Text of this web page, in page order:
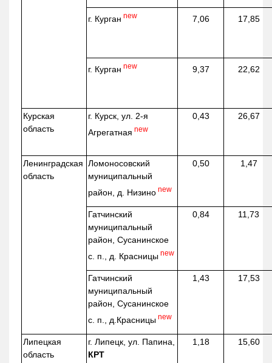
г. Курган new 7,06 17,85
г. Курган new 9,37 22,62
Курская
область
г. Курск, ул. 2-я
Агрегатная new
0,43 26,67
Ленинградская
область
Ломоносовский
муниципальный
район, д. Низино new
0,50 1,47
Гатчинский
муниципальный
район, Сусанинское
с. п., д. Красницы new
0,84 11,73
Гатчинский
муниципальный
район, Сусанинское
с. п., д.Красницы new
1,43 17,53
Липецкая
область
г. Липецк, ул. Папина,
КРТ
1,18 15,60